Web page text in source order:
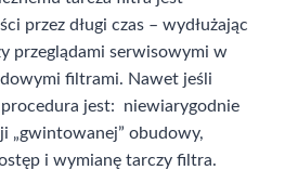
przez długi czas – wydłużając
przeglądami serwisowymi w
filtrami. Nawet jeśli
procedura jest: niewiarygodnie
„gwintowanej” obudowy,
i wymianę tarczy filtra.